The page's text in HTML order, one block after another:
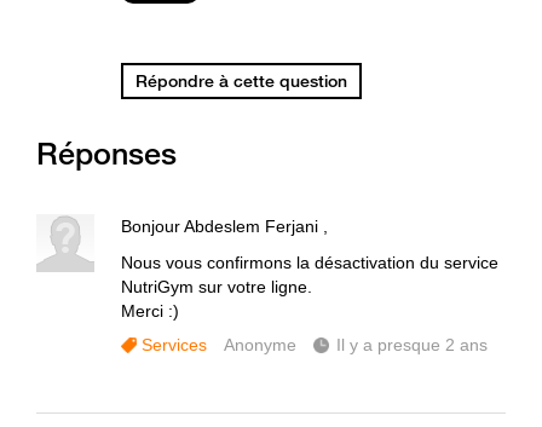
Répondre à cette question
Réponses
Bonjour Abdeslem Ferjani ,
Nous vous confirmons la désactivation du service
NutriGym sur votre ligne.
Merci :)
Services
Anonyme Il y a presque 2 ans